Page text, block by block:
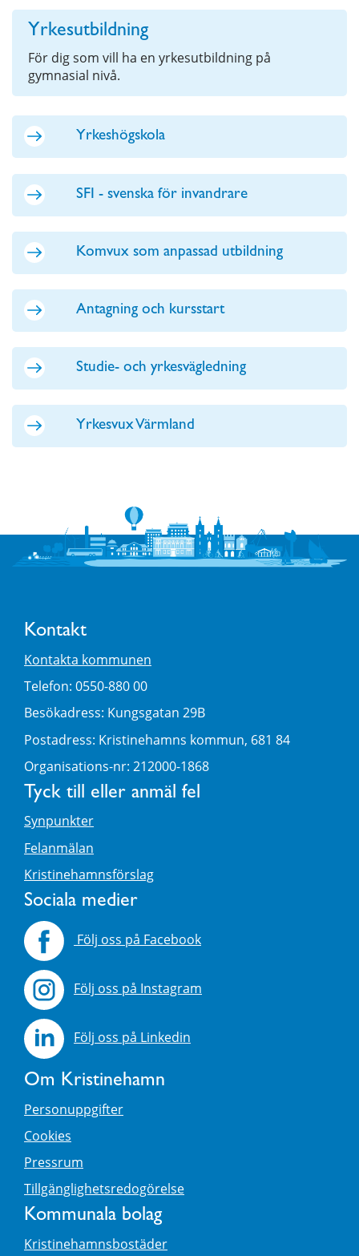
Yrkesutbildning
För dig som vill ha en yrkesutbildning på
gymnasial nivå.
Yrkeshögskola
SFI - svenska för invandrare
Komvux som anpassad utbildning
Antagning och kursstart
Studie- och yrkesvägledning
Yrkesvux Värmland
Kontakt
Kontakta kommunen
Telefon: 0550-880 00
Besökadress: Kungsgatan 29B
Postadress: Kristinehamns kommun, 681 84
Organisations-nr: 212000-1868
Tyck till eller anmäl fel
Synpunkter
Felanmälan
Kristinehamnsförslag
Sociala medier
Följ oss på Facebook
Följ oss på Instagram
Följ oss på Linkedin
Om Kristinehamn
Personuppgifter
Cookies
Pressrum
Tillgänglighetsredogörelse
Kommunala bolag
Kristinehamnsbostäder